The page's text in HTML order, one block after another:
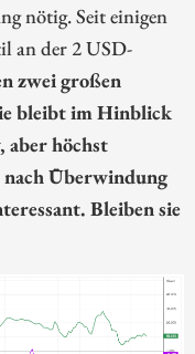
nötig. Seit einigen
an der 2 USD-
zwei großen
bleibt im Hinblick
aber höchst
Überwindung
Bleiben sie